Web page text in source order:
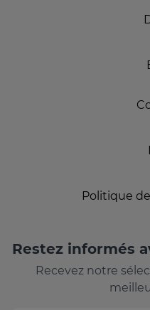
Politique
Restez informés
Recevez notre